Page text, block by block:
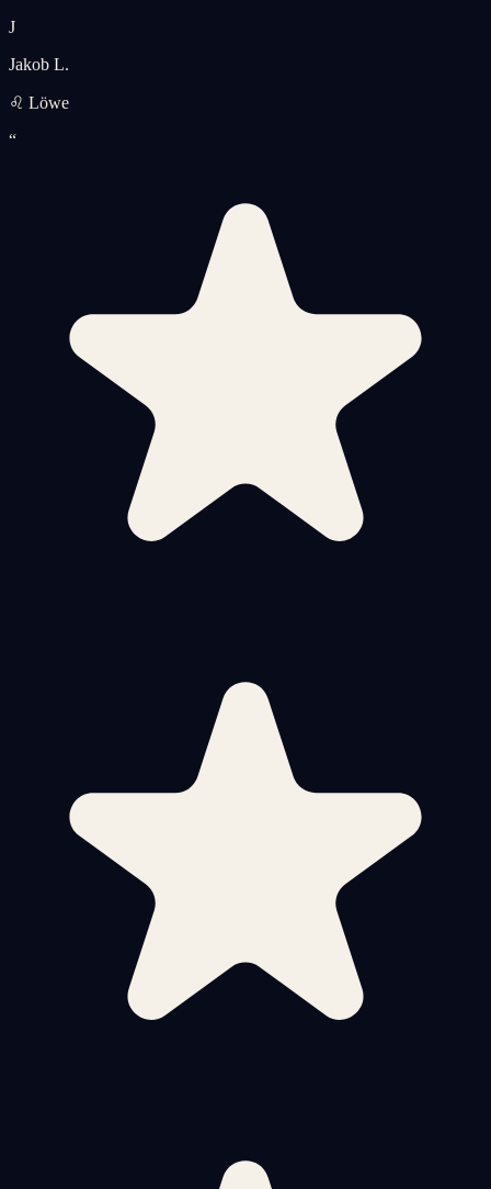
J
Jakob L.
♌ Löwe
“